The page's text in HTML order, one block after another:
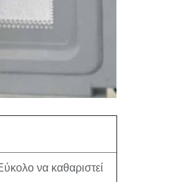
να καθαριστεί